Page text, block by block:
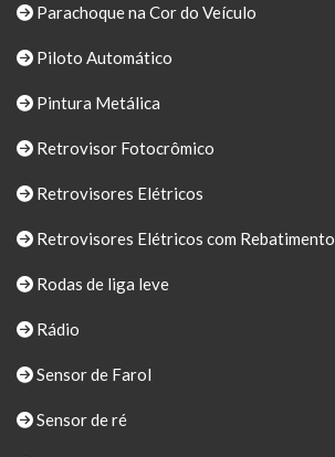
Parachoque na Cor do Veículo
Piloto Automático
Pintura Metálica
Retrovisor Fotocrômico
Retrovisores Elétricos
Retrovisores Elétricos com Rebatimento
Rodas de liga leve
Rádio
Sensor de Farol
Sensor de ré